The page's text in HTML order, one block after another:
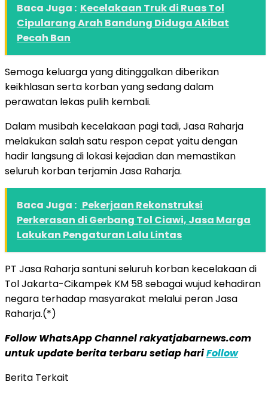
Baca Juga : Kecelakaan Truk di Ruas Tol
Cipularang Arah Bandung Diduga Akibat
Pecah Ban
Semoga keluarga yang ditinggalkan diberikan
keikhlasan serta korban yang sedang dalam
perawatan lekas pulih kembali.
Dalam musibah kecelakaan pagi tadi, Jasa Raharja
melakukan salah satu respon cepat yaitu dengan
hadir langsung di lokasi kejadian dan memastikan
seluruh korban terjamin Jasa Raharja.
Baca Juga : Pekerjaan Rekonstruksi
Perkerasan di Gerbang Tol Ciawi, Jasa Marga
Lakukan Pengaturan Lalu Lintas
PT Jasa Raharja santuni seluruh korban kecelakaan di
Tol Jakarta-Cikampek KM 58 sebagai wujud kehadiran
negara terhadap masyarakat melalui peran Jasa
Raharja.(*)
Follow WhatsApp Channel rakyatjabarnews.com
untuk update berita terbaru setiap hariFollow
Berita Terkait